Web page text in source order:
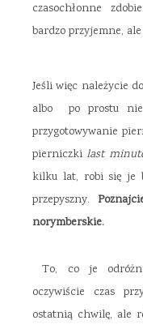
czasochłonne
bardzo przyjemne,
Jeśli więc należycie
albo po prostu
przygotowywanie
pierniczki last
kilku lat, robi się je
przepyszny.
norymberskie.
To, co je
oczywiście czas
ostatnią chwilę, ale